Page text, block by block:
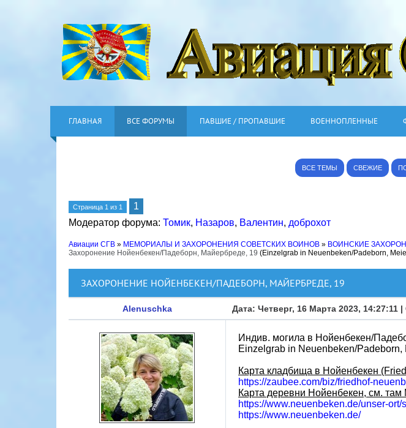
ГЛАВНАЯ ВСЕ ФОРУМЫ ПАВШИЕ / ПРОПАВШИЕ ВОЕННОПЛЕННЫЕ
ВСЕ ТЕМЫ СВЕЖИЕ
Страница 1 из 1
1
Модератор форума: Томик, Назаров, Валентин, доброхот
Авиации СГВ » МЕМОРИАЛЫ И ЗАХОРОНЕНИЯ СОВЕТСКИХ ВОИНОВ » ВОИНСКИЕ
Захоронение Нойенбекен/Падеборн, Майербреде, 19 (Einzelgrab in Neuenbeken/Padeborn,
ЗАХОРОНЕНИЕ НОЙЕНБЕКЕН/ПАДЕБОРН, МАЙЕРБРЕДЕ, 19
Alenuschka Дата: Четверг, 16 Марта 2023, 14:27:11
Индив. могила в Нойенбекен/
Einzelgrab in Neuenbeken/Padeborn,
Карта кладбища в Нойенбекен
https://zaubee.com/biz/friedhof-
Карта деревни Нойенбекен, см.
https://www.neuenbeken.de/unser-ort/
https://www.neuenbeken.de/